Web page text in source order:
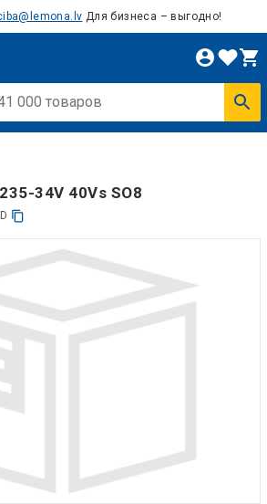
Для бизнеса – выгодно!
34V 40Vs SO8